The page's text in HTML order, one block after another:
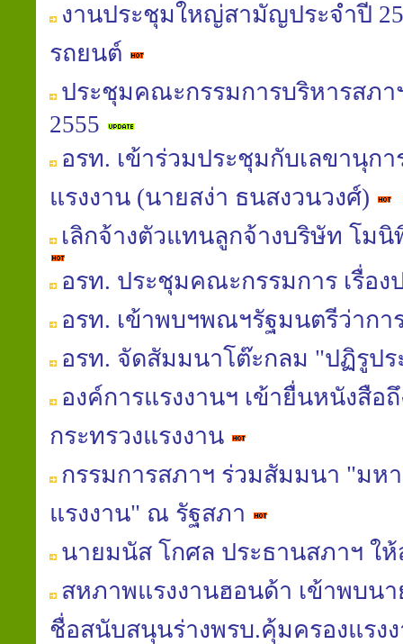
งานประชุมใหญ่สามัญประจำปี
รถยนต์
ประชุมคณะกรรมการบริหารสภา
2555
อรท. เข้าร่วมประชุมกับเลขานุก
แรงงาน (นายสง่า ธนสงวนวงศ์)
เลิกจ้างตัวแทนลูกจ้างบริษัท โม
อรท. ประชุมคณะกรรมการ เรื่อ
อรท. เข้าพบฯพณฯรัฐมนตรีว่ากา
อรท. จัดสัมมนาโต๊ะกลม "ปฏิรูป
องค์การแรงงานฯ เข้ายื่นหนังสือ
กระทรวงแรงงาน
กรรมการสภาฯ ร่วมสัมมนา "มห
แรงงาน" ณ รัฐสภา
นายมนัส โกศล ประธานสภาฯ ใ
สหภาพแรงงานฮอนด้า เข้าพบน
ชื่อสนับสนุนร่างพรบ.คุ้มครองแรง